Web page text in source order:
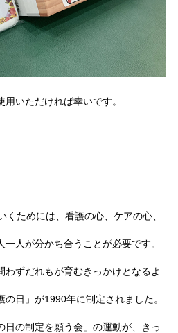
いただければ幸いです。
くためには、看護の心、ケアの心、
人が分かち合うことが必要です。
わずだれもが育むきっかけとなるよ
日」が1990年に制定されました。
日の制定を願う会」の運動が、きっ